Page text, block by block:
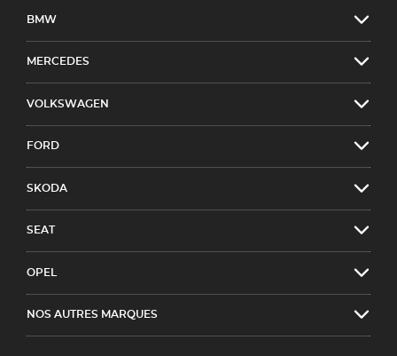
BMW
MERCEDES
VOLKSWAGEN
FORD
SKODA
SEAT
OPEL
NOS AUTRES MARQUES